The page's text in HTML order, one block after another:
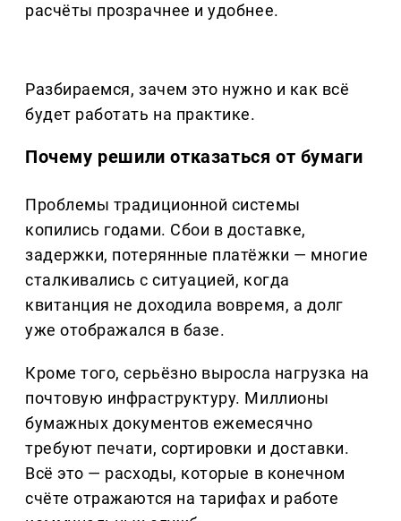
расчёты прозрачнее и удобнее.
Разбираемся, зачем это нужно и как всё
будет работать на практике.
Почему решили отказаться от бумаги
Проблемы традиционной системы
копились годами. Сбои в доставке,
задержки, потерянные платёжки — многие
сталкивались с ситуацией, когда
квитанция не доходила вовремя, а долг
уже отображался в базе.
Кроме того, серьёзно выросла нагрузка на
почтовую инфраструктуру. Миллионы
бумажных документов ежемесячно
требуют печати, сортировки и доставки.
Всё это — расходы, которые в конечном
счёте отражаются на тарифах и работе